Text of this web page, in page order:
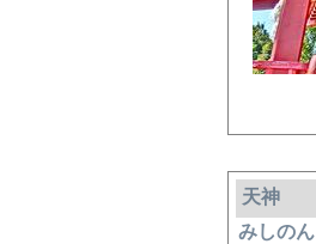
天神
みしのん